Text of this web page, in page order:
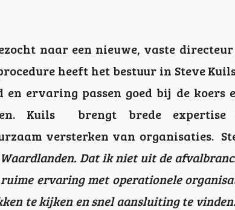
naar een nieuwe, vaste
heeft het bestuur in Steve
ervaring passen goed bij de koers
Kuils brengt brede expertise
versterken van organisaties.
Dat ik niet uit de
ervaring met operationele
te kijken en snel aansluiting te